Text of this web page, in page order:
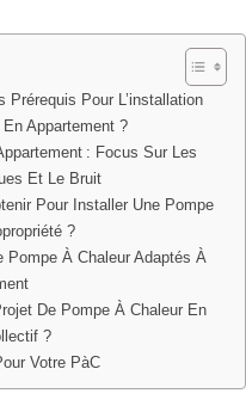
Pour L’installation
En Appartement ?
: Focus Sur Les
Et Le Bruit
Pour Installer Une Pompe
?
Pompe À Chaleur Adaptés À
De Pompe À Chaleur En
?
Votre PàC